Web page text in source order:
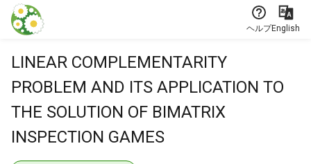
本文に飛ぶ
ヘルプEnglish
LINEAR COMPLEMENTARITY
PROBLEM AND ITS APPLICATION TO
THE SOLUTION OF BIMATRIX
INSPECTION GAMES